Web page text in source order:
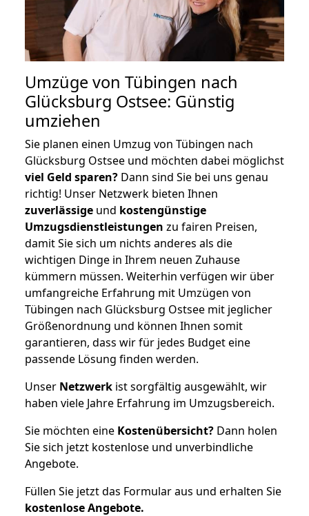
Umzüge von Tübingen nach
Glücksburg Ostsee: Günstig
umziehen
Sie planen einen Umzug von Tübingen nach
Glücksburg Ostsee und möchten dabei möglichst
viel Geld sparen? Dann sind Sie bei uns genau
richtig! Unser Netzwerk bieten Ihnen
zuverlässige und kostengünstige
Umzugsdienstleistungen zu fairen Preisen,
damit Sie sich um nichts anderes als die
wichtigen Dinge in Ihrem neuen Zuhause
kümmern müssen. Weiterhin verfügen wir über
umfangreiche Erfahrung mit Umzügen von
Tübingen nach Glücksburg Ostsee mit jeglicher
Größenordnung und können Ihnen somit
garantieren, dass wir für jedes Budget eine
passende Lösung finden werden.
Unser Netzwerk ist sorgfältig ausgewählt, wir
haben viele Jahre Erfahrung im Umzugsbereich.
Sie möchten eine Kostenübersicht? Dann holen
Sie sich jetzt kostenlose und unverbindliche
Angebote.
Füllen Sie jetzt das Formular aus und erhalten Sie
kostenloseAngebote.